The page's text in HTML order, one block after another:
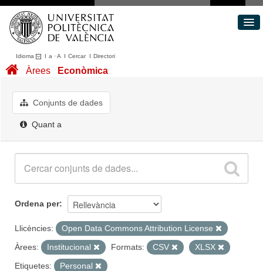
Idioma I a ·A I CercarI Directori
Conjunts de dades
Quant a
Àrees Econòmica
Conjunts de dades
Quant a
Ordena per
Llicències:
Open Data Commons Attribution License
Àrees:
Institucional Formats: CSV
XLSX
Etiquetes:
Personal